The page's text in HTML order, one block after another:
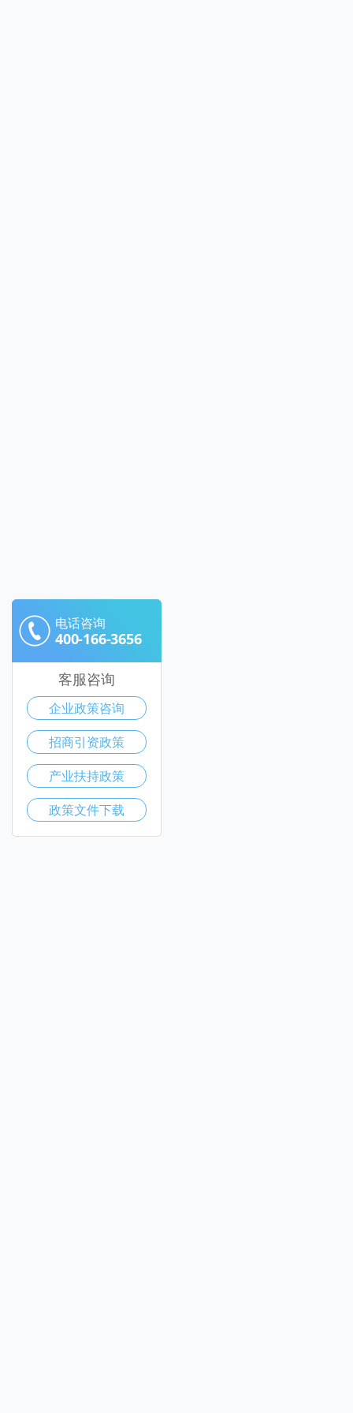
电话咨询
400-166-3656
客服咨询
企业政策咨询
招商引资政策
产业扶持政策
政策文件下载